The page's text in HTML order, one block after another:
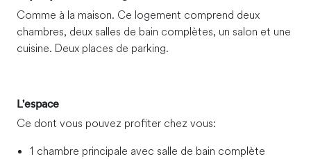
Comme à la maison. Ce logement comprend deux
chambres, deux salles de bain complètes, un salon et une
cuisine. Deux places de parking.
L'espace
Ce dont vous pouvez profiter chez vous :
1 chambre principale avec salle de bain complète